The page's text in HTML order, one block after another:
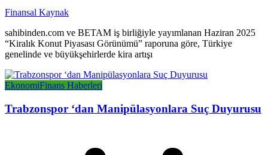
Finansal Kaynak
sahibinden.com ve BETAM iş birliğiyle yayımlanan Haziran 2025
“Kiralık Konut Piyasası Görünümü” raporuna göre, Türkiye
genelinde ve büyükşehirlerde kira artışı
EkonomiFinans Haberleri
Trabzonspor ‘dan Manipülasyonlara Suç Duyurusu